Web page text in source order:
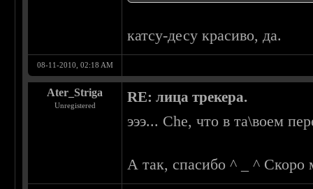
катсу-десу красиво, да.
08-11-2010, 02:18 AM
Ater_Striga
Unregistered
RE: лица трекера.
эээ... Che, что в та\воем
А так, спасибо ^ _ ^ Скоро